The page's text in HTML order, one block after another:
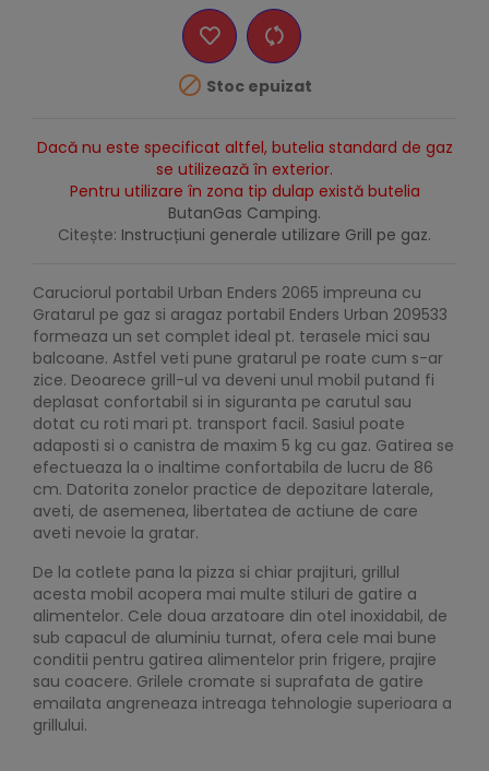
 Stoc epuizat
Dacă nu este specificat altfel, butelia standard de gaz
se utilizează în exterior.
Pentru utilizare în zona tip dulap există butelia
ButanGas Camping.
Citește: Instrucțiuni generale utilizare Grill pe gaz.
Caruciorul portabil Urban Enders 2065 impreuna cu
Gratarul pe gaz si aragaz portabil Enders Urban 209533
formeaza un set complet ideal pt. terasele mici sau
balcoane. Astfel veti pune gratarul pe roate cum s-ar
zice. Deoarece grill-ul va deveni unul mobil putand fi
deplasat confortabil si in siguranta pe carutul sau
dotat cu roti mari pt. transport facil. Sasiul poate
adaposti si o canistra de maxim 5 kg cu gaz. Gatirea se
efectueaza la o inaltime confortabila de lucru de 86
cm. Datorita zonelor practice de depozitare laterale,
aveti, de asemenea, libertatea de actiune de care
aveti nevoie la gratar.
De la cotlete pana la pizza si chiar prajituri, grillul
acesta mobil acopera mai multe stiluri de gatire a
alimentelor. Cele doua arzatoare din otel inoxidabil, de
sub capacul de aluminiu turnat, ofera cele mai bune
conditii pentru gatirea alimentelor prin frigere, prajire
sau coacere. Grilele cromate si suprafata de gatire
emailata angreneaza intreaga tehnologie superioara a
grillului.